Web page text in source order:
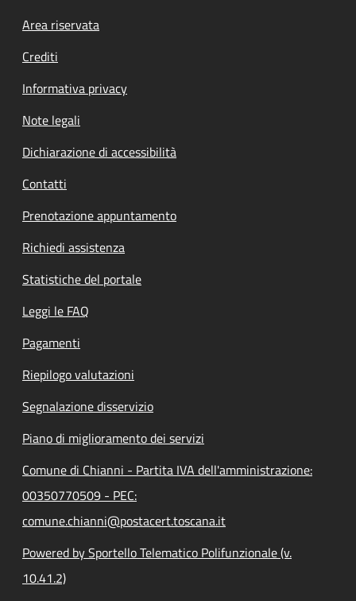
Footer menu
Area riservata
Crediti
Informativa privacy
Note legali
Dichiarazione di accessibilità
Contatti
Prenotazione appuntamento
Richiedi assistenza
Statistiche del portale
Leggi le FAQ
Pagamenti
Riepilogo valutazioni
Segnalazione disservizio
Piano di miglioramento dei servizi
Comune di Chianni - Partita IVA dell'amministrazione:
00350770509 - PEC:
comune.chianni@postacert.toscana.it
Powered by Sportello Telematico Polifunzionale (v.
10.41.2)